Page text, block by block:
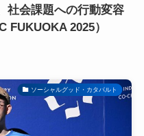
社会課題への行動変容
FUKUOKA 2025）
ソーシャルグッド・カタパルト